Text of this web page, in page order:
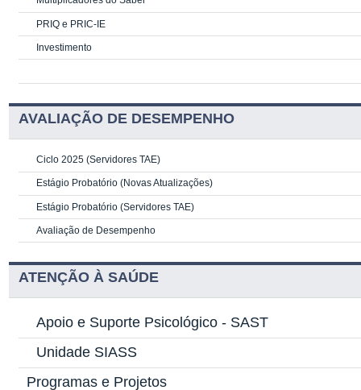
PRIQ e PRIC-IE
Investimento
AVALIAÇÃO DE DESEMPENHO
Ciclo 2025 (Servidores TAE)
Estágio Probatório (Novas Atualizações)
Estágio Probatório (Servidores TAE)
Avaliação de Desempenho
ATENÇÃO À SAÚDE
Apoio e Suporte Psicológico - SAST
Unidade SIASS
Programas e Projetos